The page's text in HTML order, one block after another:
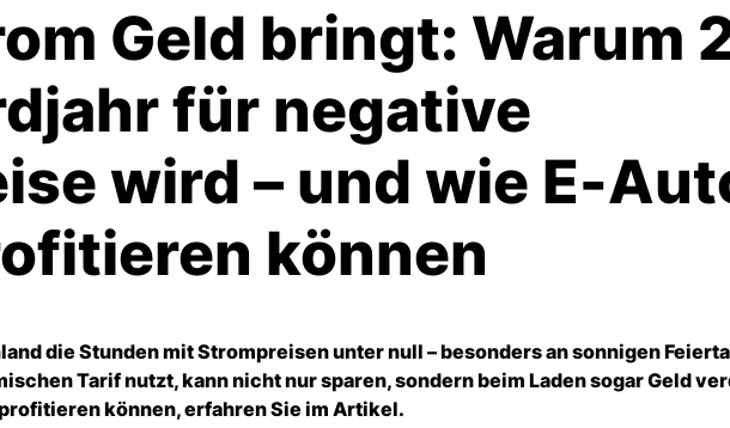
Geld bringt: Warum
für negative
wird – und wie E-
können
die Stunden mit Strompreisen unter null – besonders an sonnigen
Tarif nutzt, kann nicht nur sparen, sondern beim Laden sogar Geld
können, erfahren Sie im Artikel.